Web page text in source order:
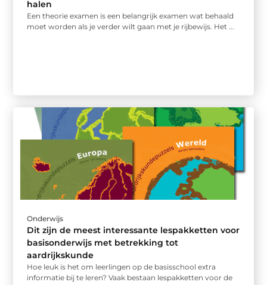
halen
Een theorie examen is een belangrijk examen wat behaald
moet worden als je verder wilt gaan met je rijbewijs. Het ...
Onderwijs
Dit zijn de meest interessante lespakketten voor
basisonderwijs met betrekking tot
aardrijkskunde
Hoe leuk is het om leerlingen op de basisschool extra
informatie bij te leren? Vaak bestaan lespakketten voor de